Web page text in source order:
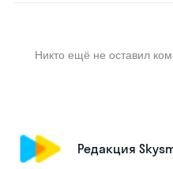
Никто ещё не оставил
Редакция